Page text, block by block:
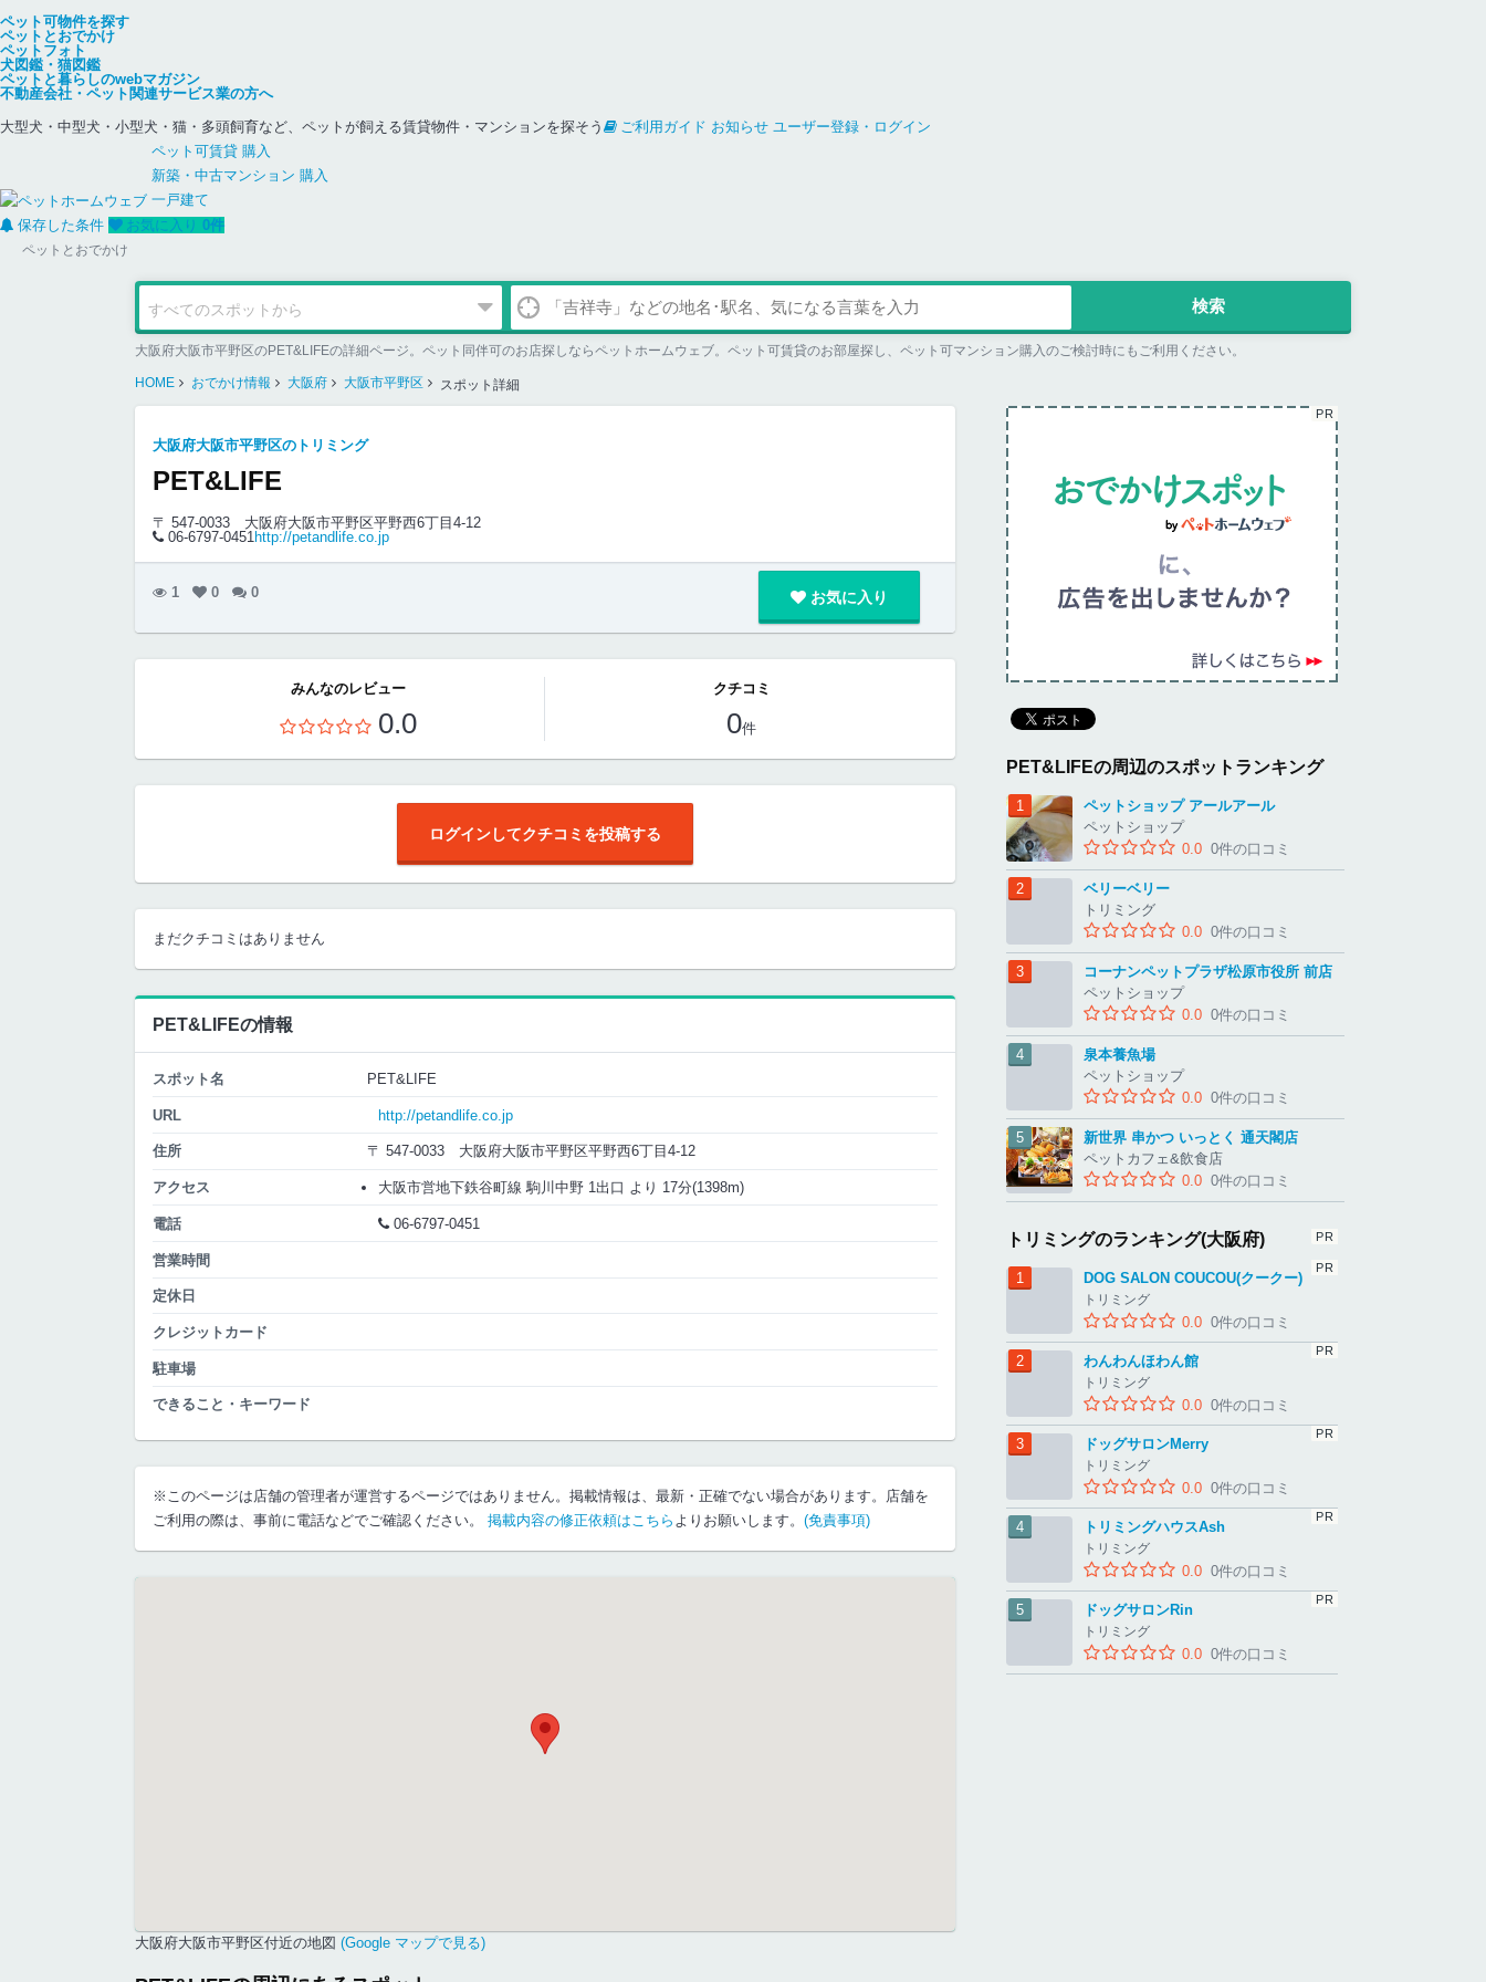
ペット可物件を探す
ペットとおでかけ
ペットフォト
犬図鑑・猫図鑑
ペットと暮らしのwebマガジン
不動産会社・ペット関連サービス業の方へ
大型犬・中型犬・小型犬・猫・多頭飼育など、ペットが飼える賃貸物件・マンションを探そう
ご利用ガイド お知らせ ユーザー登録・ログイン
ペット可賃貸 購入
新築・中古マンション 購入
一戸建て
保存した条件
お気に入り 0件
ペットとおでかけ
大阪府大阪市平野区のPET&LIFEの詳細ページ。ペット同伴可のお店探しならペットホームウェブ。ペット可賃貸のお部屋探し、ペット可マンション購入のご検討時にもご利用ください。
HOME おでかけ情報 大阪府 大阪市平野区 スポット詳細
大阪府大阪市平野区のトリミング
PET&LIFE
〒 547-0033
大阪府大阪市平野区平野西6丁目4-12
06-6797-0451http://petandlife.co.jp
1 0 0 お気に入り
みんなのレビュー
0.0
クチコミ
0件
ログインしてクチコミを投稿する
まだクチコミはありません
PET&LIFEの情報
スポット名 PET&LIFE
URL http://petandlife.co.jp
住所 〒 547-0033 大阪府大阪市平野区平野西6丁目4-12
アクセス 大阪市営地下鉄谷町線 駒川中野 1出口 より 17分(1398m)
電話 06-6797-0451
営業時間
定休日
クレジットカード
駐車場
できること・キーワード
※このページは店舗の管理者が運営するページではありません。掲載情報は、最新・正確でない場合があります。店舗を
ご利用の際は、事前に電話などでご確認ください。 掲載内容の修正依頼はこちら よりお願いします。 (免責事項)
大阪府大阪市平野区付近の地図 (Google マップで見る)
PET&LIFEの周辺のスポットランキング
ペットショップ アールアール
ペットショップ
0.0 0件の口コミ
ベリーベリー
トリミング
0.0 0件の口コミ
コーナンペットプラザ松原市役所 前店
ペットショップ
0.0 0件の口コミ
泉本養魚場
ペットショップ
0.0 0件の口コミ
新世界 串かつ いっとく 通天閣店
ペットカフェ&飲食店
0.0 0件の口コミ
トリミングのランキング(大阪府)
DOG SALON COUCOU(クークー)
トリミング
0.0 0件の口コミ
わんわんほわん館
トリミング
0.0 0件の口コミ
ドッグサロンMerry
トリミング
0.0 0件の口コミ
トリミングハウスAsh
トリミング
0.0 0件の口コミ
ドッグサロンRin
トリミング
0.0 0件の口コミ